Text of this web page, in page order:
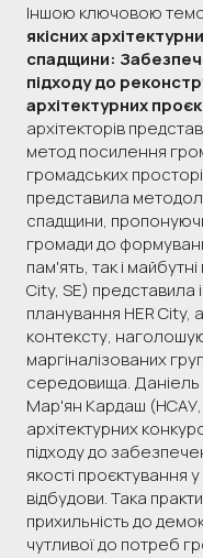
Іншою ключовою
якісних
спадщини:
підходу до
архітектурних
архітекторів
метод посилення
громадських
представила
спадщини,
громади до
пам'ять, так і
City, SE) представила
планування HER City,
контексту,
маргіналізованих
середовища. Даніель
Мар'ян Кардаш (НСАУ,
архітектурних
підходу до
якості проєктування
відбудови. Така
прихильність до
чутливої до потреб